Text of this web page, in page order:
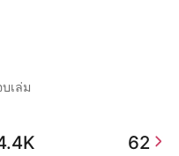
บเล่ม
62